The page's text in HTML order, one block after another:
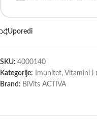
Uporedi
SKU: 4000140
Kategorije:
Imunitet, Vitamini i
Brand: BiVits ACTIVA